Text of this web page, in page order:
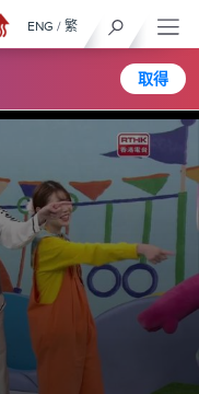
取得
ENG / 繁